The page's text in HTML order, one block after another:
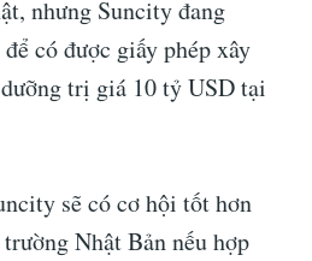
nhưng Suncity đang
có được giấy phép xây
trị giá 10 tỷ USD tại
sẽ có cơ hội tốt hơn
Nhật Bản nếu hợp